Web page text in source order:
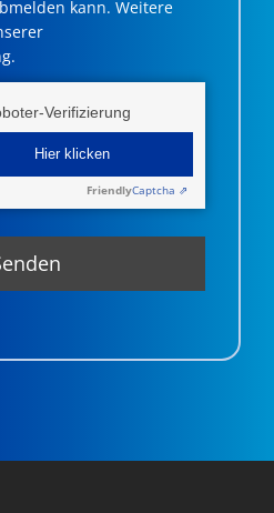
kann. Weitere
Verifizierung
Hier klicken
FriendlyCaptcha ⇗